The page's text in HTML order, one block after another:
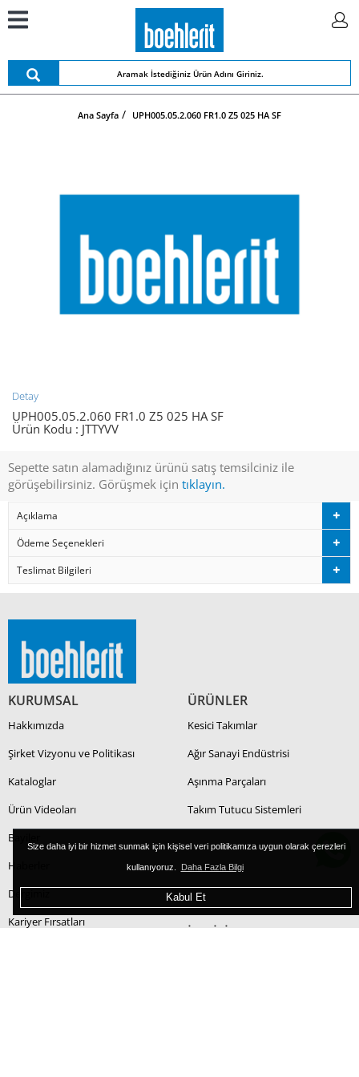
Size daha iyi bir hizmet sunmak için kişisel veri politikamıza uygun olarak çerezleri
kullanıyoruz. Daha Fazla Bilgi
Kabul Et
Ana Sayfa UPH005.05.2.060 FR1.0 Z5 025 HA SF
Detay
UPH005.05.2.060 FR1.0 Z5 025 HA SF
Ürün Kodu : JTTYVV
Sepette satın alamadığınız ürünü satış temsilciniz ile
görüşebilirsiniz. Görüşmek için tıklayın.
Açıklama
Ödeme Seçenekleri
Teslimat Bilgileri
KURUMSAL
Hakkımızda
Şirket Vizyonu ve Politikası
Kataloglar
Ürün Videoları
Bayiler
Haberler
Dergimiz
Kariyer Fırsatları
ÜRÜNLER
Kesici Takımlar
Ağır Sanayi Endüstrisi
Aşınma Parçaları
Takım Tutucu Sistemleri
İLETİŞİM